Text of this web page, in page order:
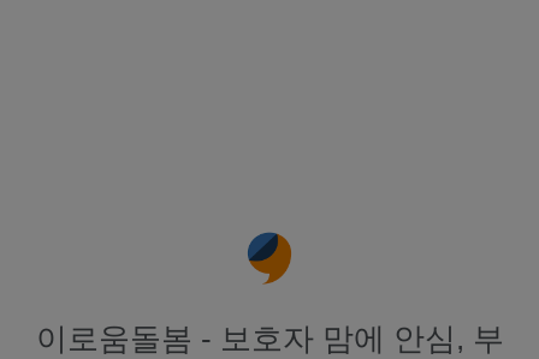
이로움돌봄 - 보호자 맘에 안심, 부